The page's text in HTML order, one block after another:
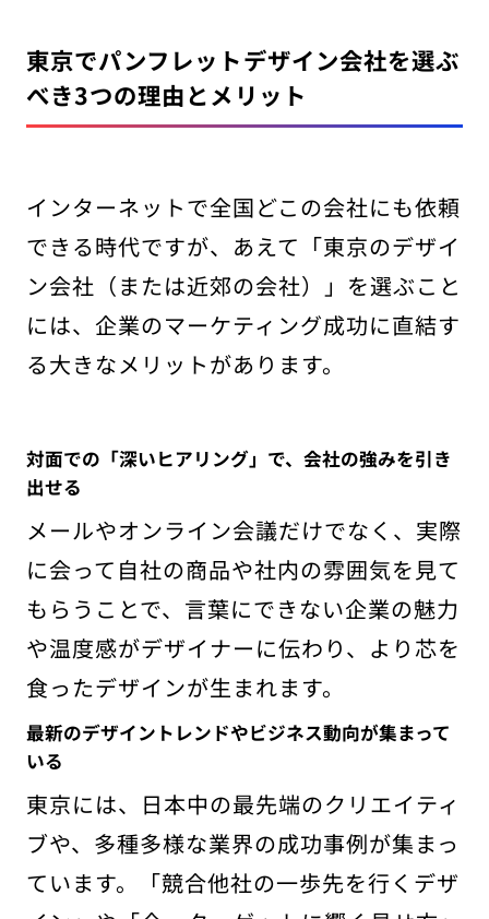
東京でパンフレットデザイン会社を選ぶ
べき3つの理由とメリット
インターネットで全国どこの会社にも依頼
できる時代ですが、あえて「東京のデザイ
ン会社（または近郊の会社）」を選ぶこと
には、企業のマーケティング成功に直結す
る大きなメリットがあります。
対面での「深いヒアリング」で、会社の強みを引き
出せる
メールやオンライン会議だけでなく、実際
に会って自社の商品や社内の雰囲気を見て
もらうことで、言葉にできない企業の魅力
や温度感がデザイナーに伝わり、より芯を
食ったデザインが生まれます。
最新のデザイントレンドやビジネス動向が集まって
いる
東京には、日本中の最先端のクリエイティ
ブや、多種多様な業界の成功事例が集まっ
ています。「競合他社の一歩先を行くデザ